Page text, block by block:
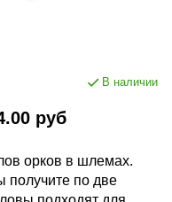
В наличии
руб
орков в шлемах.
получите по две